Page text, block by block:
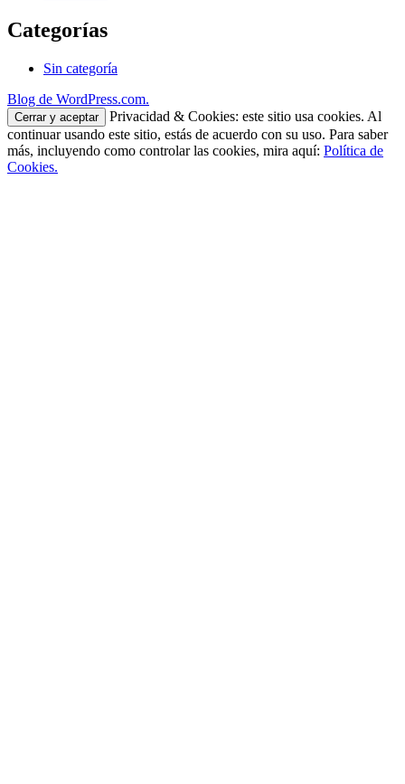
Categorías
Sin categoría
Blog de WordPress.com.
Privacidad & Cookies: este sitio usa cookies. Al
continuar usando este sitio, estás de acuerdo con su uso. Para saber
más, incluyendo como controlar las cookies, mira aquí: Política de
Cookies.